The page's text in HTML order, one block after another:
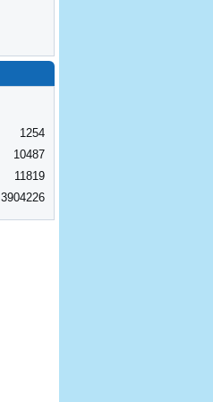
1254
10487
11819
3904226